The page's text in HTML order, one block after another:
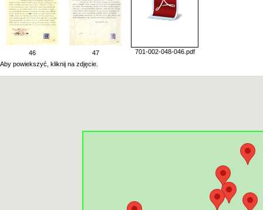
46 47
701-002-048-046.pdf
Aby powiekszyć, kliknij na zdjęcie.